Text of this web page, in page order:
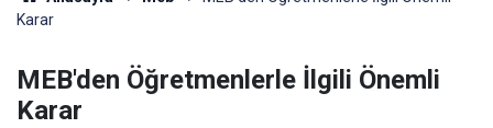
Karar
MEB'den Öğretmenlerle İlgili Önemli
Karar